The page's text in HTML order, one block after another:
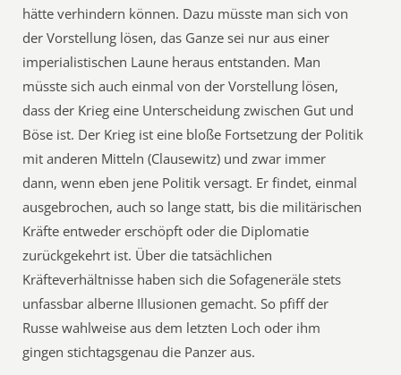
hätte verhindern können. Dazu müsste man sich von
der Vorstellung lösen, das Ganze sei nur aus einer
imperialistischen Laune heraus entstanden. Man
müsste sich auch einmal von der Vorstellung lösen,
dass der Krieg eine Unterscheidung zwischen Gut und
Böse ist. Der Krieg ist eine bloße Fortsetzung der Politik
mit anderen Mitteln (Clausewitz) und zwar immer
dann, wenn eben jene Politik versagt. Er findet, einmal
ausgebrochen, auch so lange statt, bis die militärischen
Kräfte entweder erschöpft oder die Diplomatie
zurückgekehrt ist. Über die tatsächlichen
Kräfteverhältnisse haben sich die Sofageneräle stets
unfassbar alberne Illusionen gemacht. So pfiff der
Russe wahlweise aus dem letzten Loch oder ihm
gingen stichtagsgenau die Panzer aus.